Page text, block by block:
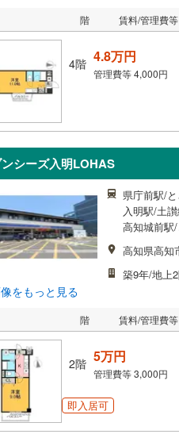
階 賃料/管理費等
4階 4.8万円
管理費等4,000円
シーズ入明LOHAS
をもっと見る
県庁前駅/
入明駅/土
高知城前駅
高知県高知
築9年/地上
階 賃料/管理費等
2階 5万円
管理費等3,000円
即入居可